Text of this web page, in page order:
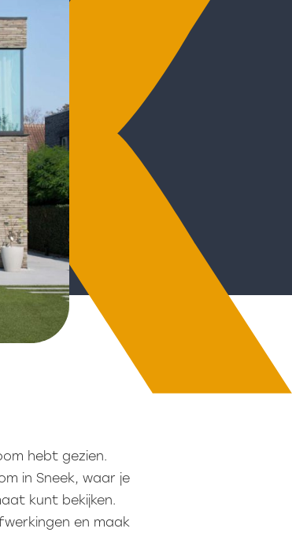
hebt gezien.
in Sneek, waar je
kunt bekijken.
en maak